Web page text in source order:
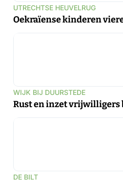
UTRECHTSE HEUVELRUG
Oekraïense kinderen
WIJK BIJ DUURSTEDE
Rust en inzet vrijwilligers
DE BILT